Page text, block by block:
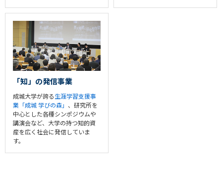
「知」の発信事業
成城大学が誇る生涯学習支援事
業「成城 学びの森」 、研究所を
中心とした各種シンポジウムや
講演会など、大学の持つ知的資
産を広く社会に発信していま
す。